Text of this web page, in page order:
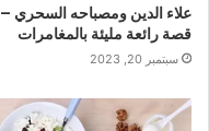
علاء الدين ومصباحه السحري –
قصة رائعة مليئة بالمغامرات
سبتمبر 20, 2023